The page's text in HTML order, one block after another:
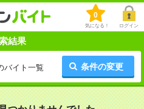
0
気になる！ ログイン
結果
バイト一覧 条件の変更